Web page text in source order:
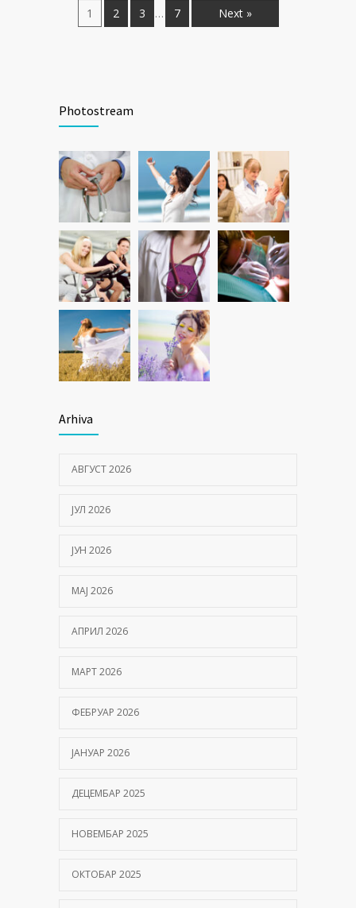
1 2 3 … 7 Next »
Photostream
Arhiva
АВГУСТ 2026
ЈУЛ 2026
ЈУН 2026
МАЈ 2026
АПРИЛ 2026
МАРТ 2026
ФЕБРУАР 2026
ЈАНУАР 2026
ДЕЦЕМБАР 2025
НОВЕМБАР 2025
ОКТОБАР 2025